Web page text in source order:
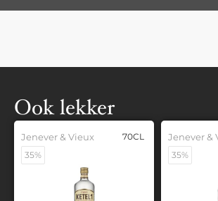
Ook lekker
Jenever & Vieux
70CL
35%
Jenever &
35%